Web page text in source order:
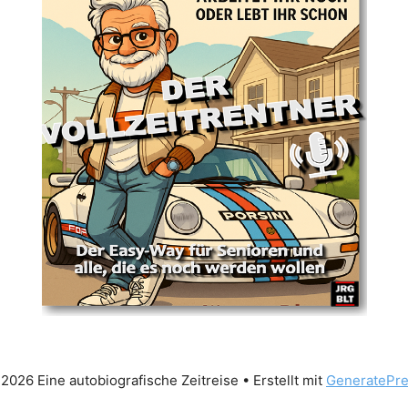
Eine autobiografische Zeitreise • Erstellt mit